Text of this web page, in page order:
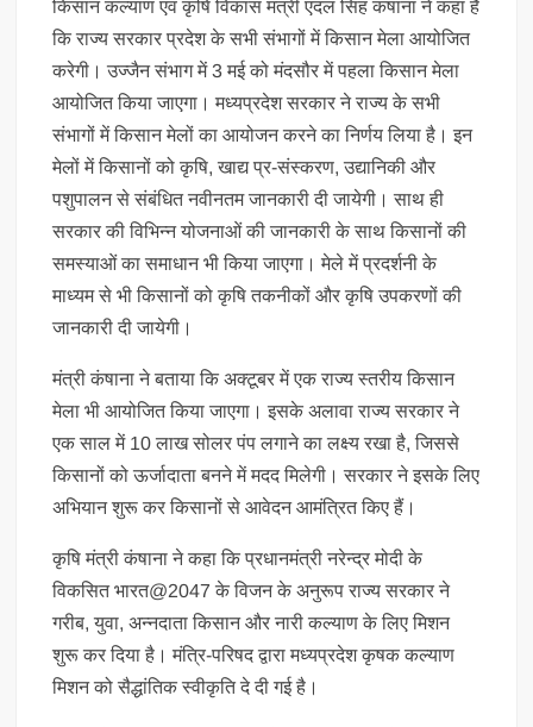
किसान कल्याण एवं कृषि विकास मंत्री एदल सिंह कंषाना ने कहा है
कि राज्य सरकार प्रदेश के सभी संभागों में किसान मेला आयोजित
करेगी। उज्जैन संभाग में 3 मई को मंदसौर में पहला किसान मेला
आयोजित किया जाएगा। मध्यप्रदेश सरकार ने राज्य के सभी
संभागों में किसान मेलों का आयोजन करने का निर्णय लिया है। इन
मेलों में किसानों को कृषि, खाद्य प्र-संस्करण, उद्यानिकी और
पशुपालन से संबंधित नवीनतम जानकारी दी जायेगी। साथ ही
सरकार की विभिन्न योजनाओं की जानकारी के साथ किसानों की
समस्याओं का समाधान भी किया जाएगा। मेले में प्रदर्शनी के
माध्यम से भी किसानों को कृषि तकनीकों और कृषि उपकरणों की
जानकारी दी जायेगी।
मंत्री कंषाना ने बताया कि अक्टूबर में एक राज्य स्तरीय किसान
मेला भी आयोजित किया जाएगा। इसके अलावा राज्य सरकार ने
एक साल में 10 लाख सोलर पंप लगाने का लक्ष्य रखा है, जिससे
किसानों को ऊर्जादाता बनने में मदद मिलेगी। सरकार ने इसके लिए
अभियान शुरू कर किसानों से आवेदन आमंत्रित किए हैं।
कृषि मंत्री कंषाना ने कहा कि प्रधानमंत्री नरेन्द्र मोदी के
विकसित भारत@2047 के विजन के अनुरूप राज्य सरकार ने
गरीब, युवा, अन्नदाता किसान और नारी कल्याण के लिए मिशन
शुरू कर दिया है। मंत्रि-परिषद द्वारा मध्यप्रदेश कृषक कल्याण
मिशन को सैद्धांतिक स्वीकृति दे दी गई है।